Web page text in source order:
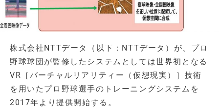
株式会社NTTデータ（以下：NTTデータ）が、プロ
野球球団が監修したシステムとしては世界初となる
VR［バーチャルリアリティー（仮想現実）］技術
を用いたプロ野球選手のトレーニングシステムを
2017年より提供開始する。